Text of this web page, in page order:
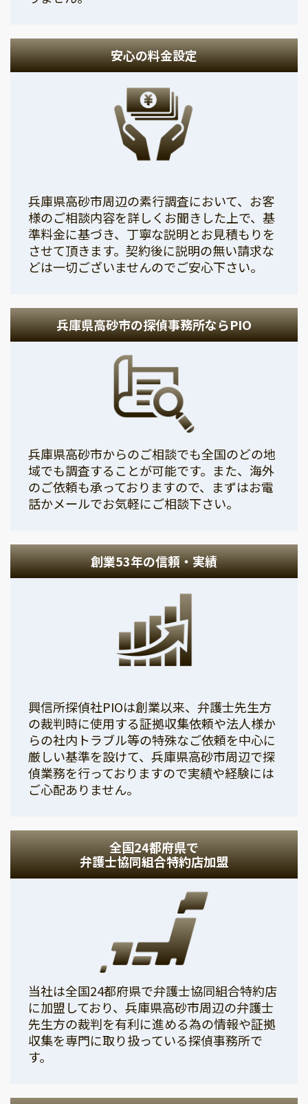
安心の料金設定
兵庫県高砂市周辺の素行調査において、お客
様のご相談内容を詳しくお聞きした上で、基
準料金に基づき、丁寧な説明とお見積もりを
させて頂きます。契約後に説明の無い請求な
どは一切ございませんのでご安心下さい。
兵庫県高砂市の探偵事務所ならPIO
兵庫県高砂市からのご相談でも全国のどの地
域でも調査することが可能です。また、海外
のご依頼も承っておりますので、まずはお電
話かメールでお気軽にご相談下さい。
創業53年の信頼・実績
興信所探偵社PIOは創業以来、弁護士先生方
の裁判時に使用する証拠収集依頼や法人様か
らの社内トラブル等の特殊なご依頼を中心に
厳しい基準を設けて、兵庫県高砂市周辺で探
偵業務を行っておりますので実績や経験には
ご心配ありません。
全国24都府県で
弁護士協同組合特約店加盟
当社は全国24都府県で弁護士協同組合特約店
に加盟しており、兵庫県高砂市周辺の弁護士
先生方の裁判を有利に進める為の情報や証拠
収集を専門に取り扱っている探偵事務所で
す。